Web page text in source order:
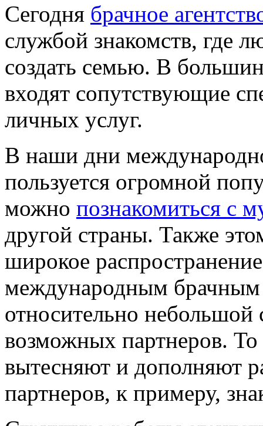
Сегодня брачное
службой знакомств, где
создать семью. В
входят сопутствующие
личных услуг.
В наши дни
пользуется огромной
можно познакомиться с
другой страны. Также
широкое
международным брачным
относительно небольшой
возможных партнеров.
вытесняют и дополняют
партнеров, к примеру,